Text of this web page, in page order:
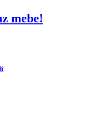
mebe!